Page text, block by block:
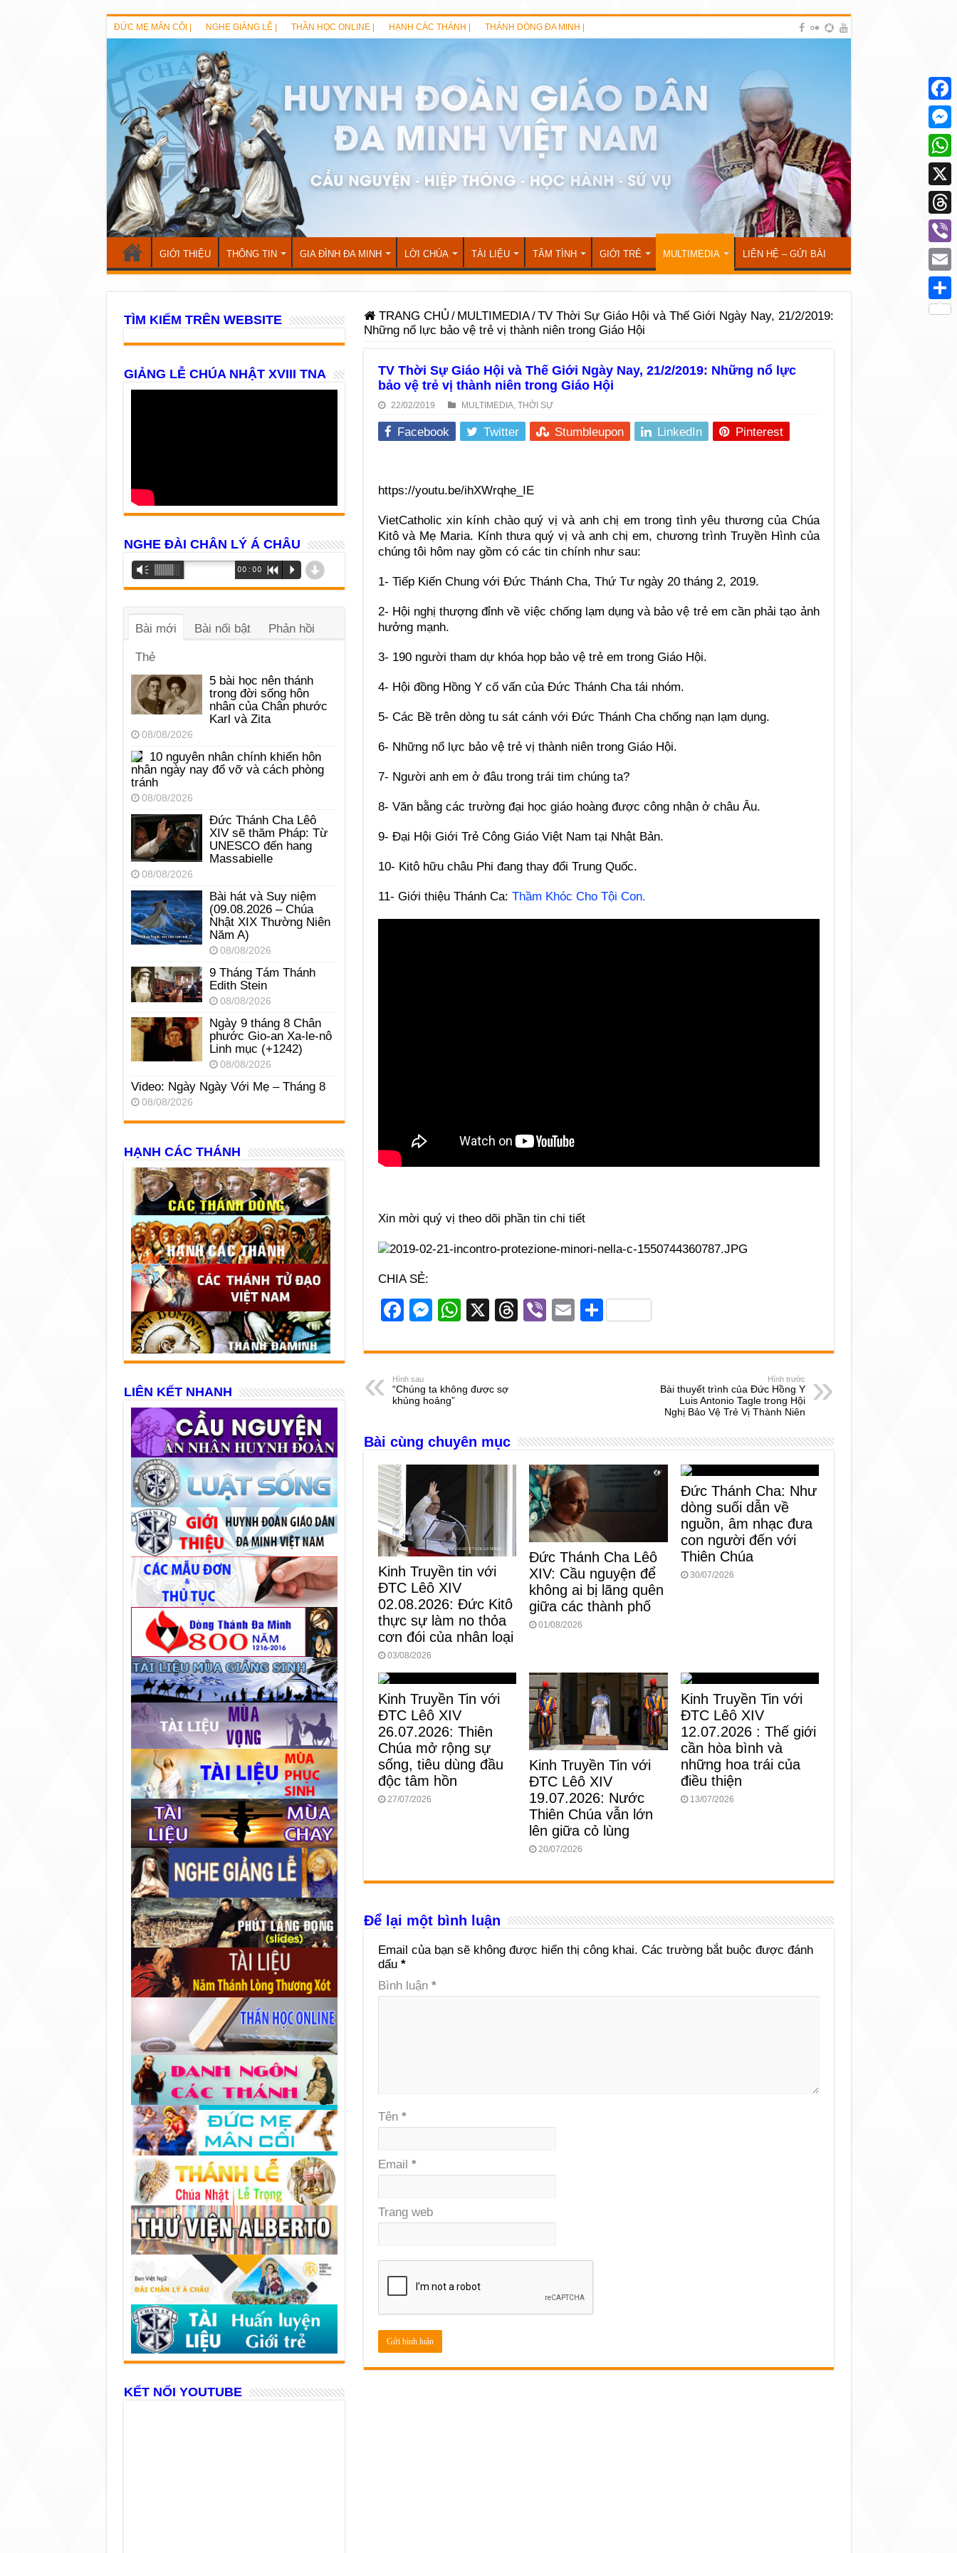
ĐỨC MẸ MÂN CÔI | NGHE GIẢNG LỄ | THẦN HỌC ONLINE | HẠNH CÁC THÁNH | THÁNH DÒNG ĐA MINH |
GIỚI THIỆU THÔNG TIN GIA ĐÌNH ĐA MINH LỜI CHÚA TÀI LIỆU TÂM TÌNH GIỚI TRẺ MULTIMEDIA LIÊN HỆ – GỬI BÀI
TRANG CHỦ / MULTIMEDIA/TV Thời Sự Giáo Hội và Thế Giới Ngày Nay, 21/2/2019:
Những nổ lực bảo vệ trẻ vị thành niên trong Giáo Hội
TV Thời Sự Giáo Hội và Thế Giới Ngày Nay, 21/2/2019: Những nổ lực
bảo vệ trẻ vị thành niên trong Giáo Hội
22/02/2019 MULTIMEDIA, THỜI SỰ
Facebook Twitter Stumbleupon LinkedIn Pinterest
https://youtu.be/ihXWrqhe_IE
VietCatholic xin kính chào quý vị và anh chị em trong tình yêu thương của Chúa
Kitô và Mẹ Maria. Kính thưa quý vị và anh chị em, chương trình Truyền Hình của
chúng tôi hôm nay gồm có các tin chính như sau:
1- Tiếp Kiến Chung với Đức Thánh Cha, Thứ Tư ngày 20 tháng 2, 2019.
2- Hội nghị thượng đỉnh về việc chống lạm dụng và bảo vệ trẻ em cần phải tạo ảnh
hưởng mạnh.
3- 190 người tham dự khóa họp bảo vệ trẻ em trong Giáo Hội.
4- Hội đồng Hồng Y cố vấn của Đức Thánh Cha tái nhóm.
5- Các Bề trên dòng tu sát cánh với Đức Thánh Cha chống nạn lạm dụng.
6- Những nổ lực bảo vệ trẻ vị thành niên trong Giáo Hội.
7- Người anh em ở đâu trong trái tim chúng ta?
8- Văn bằng các trường đại học giáo hoàng được công nhận ở châu Âu.
9- Đại Hội Giới Trẻ Công Giáo Việt Nam tại Nhật Bản.
10- Kitô hữu châu Phi đang thay đổi Trung Quốc.
11- Giới thiệu Thánh Ca: Thầm Khóc Cho Tội Con.
Xin mời quý vị theo dõi phần tin chi tiết
CHIA SẺ:
F
c
e
b
o
k
M
ss
n
er
W
at
A
p
X T
e
Vi
er
E
ail
S
ar
Hình sau
“Chúng ta không được sợ
khủng hoảng”
Hình trước
Bài thuyết trình của Đức Hồng Y
Luis Antonio Tagle trong Hội
Nghị Bảo Vệ Trẻ Vị Thành Niên
Bài cùng chuyên mục
Kinh Truyền tin với
ĐTC Lêô XIV
02.08.2026: Đức Kitô
thực sự làm no thỏa
cơn đói của nhân loại
03/08/2026
Đức Thánh Cha Lêô
XIV: Cầu nguyện để
không ai bị lãng quên
giữa các thành phố
01/08/2026
Đức Thánh Cha: Như
dòng suối dẫn về
nguồn, âm nhạc đưa
con người đến với
Thiên Chúa
30/07/2026
Kinh Truyền Tin với
ĐTC Lêô XIV
26.07.2026: Thiên
Chúa mở rộng sự
sống, tiêu dùng đầu
độc tâm hồn
27/07/2026
Kinh Truyền Tin với
ĐTC Lêô XIV
19.07.2026: Nước
Thiên Chúa vẫn lớn
lên giữa cỏ lùng
20/07/2026
Kinh Truyền Tin với
ĐTC Lêô XIV
12.07.2026 : Thế giới
cần hòa bình và
những hoa trái của
điều thiện
13/07/2026
Để lại một bình luận
Email của bạn sẽ không được hiển thị công khai. Các trường bắt buộc được đánh
dấu *
Bình luận *
Tên *
Email *
Trang web
TÌM KIẾM TRÊN WEBSITE
GIẢNG LỄ CHÚA NHẬT XVIII TNA
NGHE ĐÀI CHÂN LÝ Á CHÂU
Trình
phát
âm
Vm 00:00 R P d
Bài mới Bài nổi bật Phản hồi
Thẻ
5 bài học nên thánh
trong đời sống hôn
nhân của Chân phước
Karl và Zita
08/08/2026
10 nguyên nhân chính khiến hôn
nhân ngày nay đổ vỡ và cách phòng
tránh
08/08/2026
Đức Thánh Cha Lêô
XIV sẽ thăm Pháp: Từ
UNESCO đến hang
Massabielle
08/08/2026
Bài hát và Suy niệm
(09.08.2026 – Chúa
Nhật XIX Thường Niên
Năm A)
08/08/2026
9 Tháng Tám Thánh
Edith Stein
08/08/2026
Ngày 9 tháng 8 Chân
phước Gio-an Xa-le-nô
Linh mục (+1242)
08/08/2026
Video: Ngày Ngày Với Mẹ – Tháng 8
08/08/2026
HẠNH CÁC THÁNH
LIÊN KẾT NHANH
KẾT NỐI YOUTUBE
X
Viber